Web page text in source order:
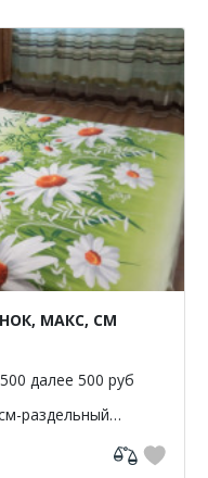
МАКС, СМ
далее 500 руб
раздельный
Сбербанк